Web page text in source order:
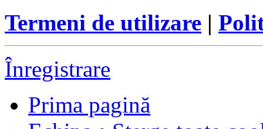
Termeni de utilizare |
Înregistrare
Prima pagină